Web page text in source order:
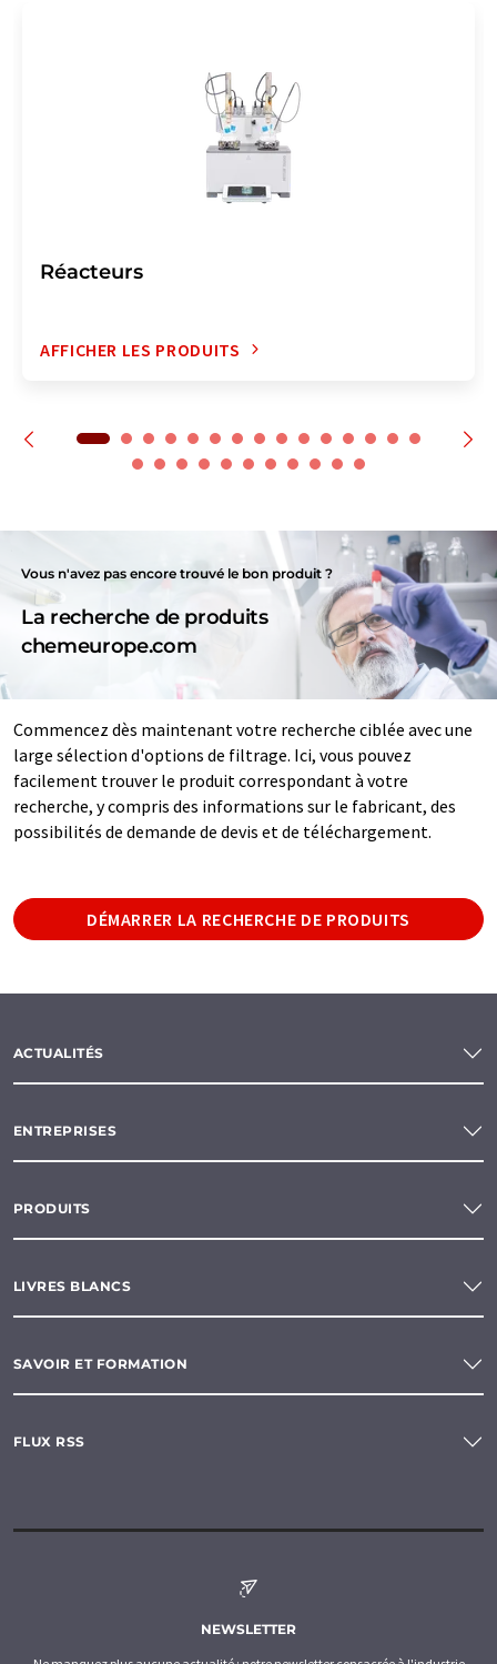
Réacteurs
AFFICHER LES PRODUITS
Vous n'avez pas encore trouvé le bon produit ?
La recherche de produits
chemeurope.com
Commencez dès maintenant votre recherche ciblée avec une
large sélection d'options de filtrage. Ici, vous pouvez
facilement trouver le produit correspondant à votre
recherche, y compris des informations sur le fabricant, des
possibilités de demande de devis et de téléchargement.
DÉMARRER LA RECHERCHE DE PRODUITS
ACTUALITÉS
ENTREPRISES
PRODUITS
LIVRES BLANCS
SAVOIR ET FORMATION
FLUX RSS
NEWSLETTER